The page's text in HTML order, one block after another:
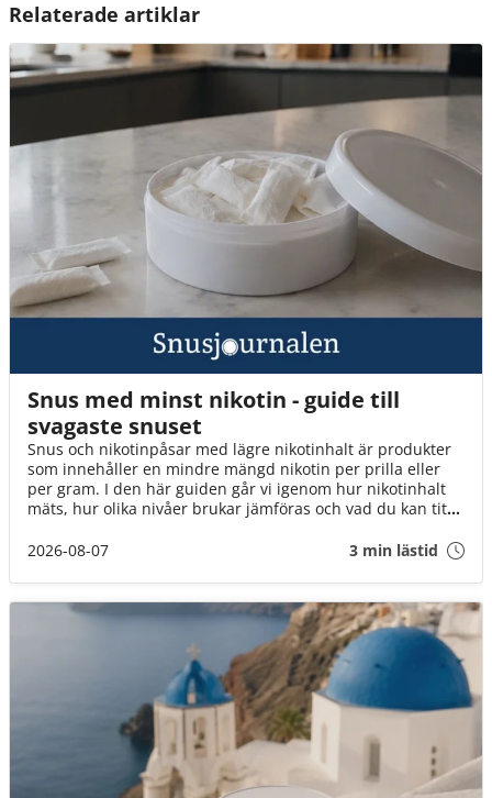
Relaterade artiklar
Snus med minst nikotin - guide till
svagaste snuset
Snus och nikotinpåsar med lägre nikotinhalt är produkter
som innehåller en mindre mängd nikotin per prilla eller
per gram. I den här guiden går vi igenom hur nikotinhalt
mäts, hur olika nivåer brukar jämföras och vad du kan titta
2026-08-07
3 min lästid